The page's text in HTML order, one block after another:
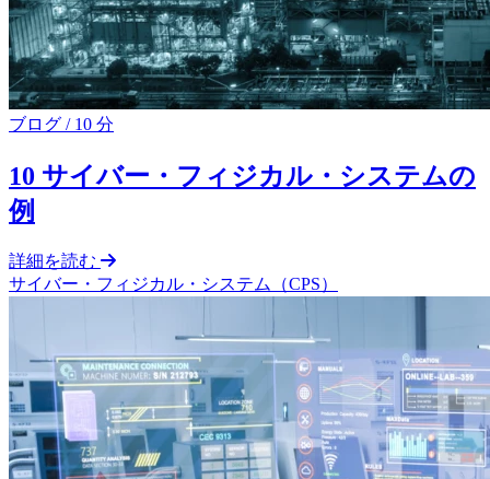
ブログ /10 分
10 サイバー・フィジカル・システムの
例
詳細を読む
サイバー・フィジカル・システム（CPS）